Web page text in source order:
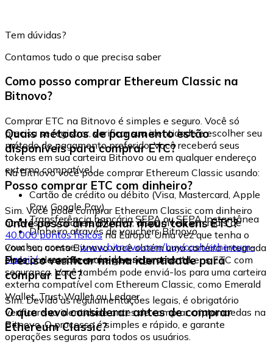
Tem dúvidas?
Contamos tudo o que precisa saber
Como posso comprar Ethereum Classic na
Bitnovo?
Comprar ETC na Bitnovo é simples e seguro. Você só
precisa se registrar, verificar sua identidade e escolher seu
método de pagamento preferido. Você receberá seus
tokens em sua carteira Bitnovo ou em qualquer endereço
externo compatível.
Quais métodos de pagamento estão
disponíveis para comprar ETC?
Na Bitnovo você pode comprar Ethereum Classic usando:
Cartão de crédito ou débito (Visa, Mastercard, Apple
Pay, Google Pay)
Transferência bancária SEPA ou SEPA Instantânea
Dinheiro através de vouchers Bitnovo
Posso comprar ETC com dinheiro?
Sim. Você pode comprar Ethereum Classic com dinheiro
através de vouchers Bitnovo, disponíveis em mais de
40.000 pontos físicosna Europa. Uma vez que tenha o
voucher, acesse:www.bitnovo.com/buy/cash/ethereum-
classic/e resgate-o rápida e seguramente.
Onde posso armazenar meus tokens ETC?
Com sua conta Bitnovo você obtém uma carteira integrada
onde pode armazenar e gerenciar seus tokens ETC com
segurança. Você também pode enviá-los para uma carteira
externa compatível com Ethereum Classic, como Emerald
Wallet, Trust Wallet ou Ledger.
Preciso verificar minha identidade para
comprar ETC?
Sim. Devido às regulamentações legais, é obrigatório
verificar sua identidade antes de comprar criptomoedas na
Bitnovo. O processo é simples e rápido, e garante
operações seguras para todos os usuários.
O que devo considerar antes de comprar
Ethereum Classic?